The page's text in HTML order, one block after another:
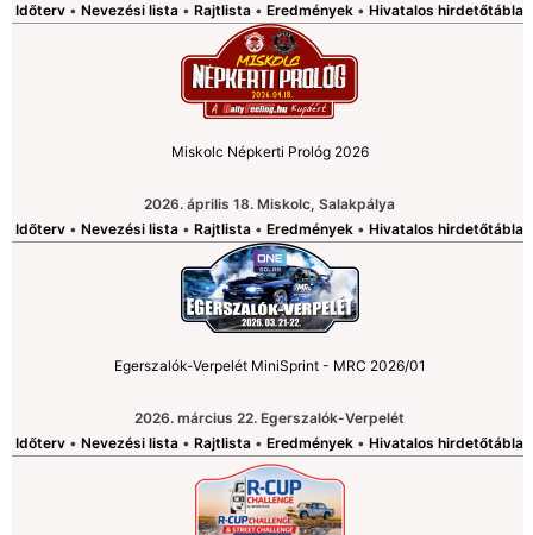
Időterv • Nevezési lista • Rajtlista • Eredmények • Hivatalos hirdetőtábla
Miskolc Népkerti Prológ 2026
2026. április 18. Miskolc, Salakpálya
Időterv • Nevezési lista • Rajtlista • Eredmények • Hivatalos hirdetőtábla
Egerszalók-Verpelét MiniSprint - MRC 2026/01
2026. március 22. Egerszalók-Verpelét
Időterv • Nevezési lista • Rajtlista • Eredmények • Hivatalos hirdetőtábla